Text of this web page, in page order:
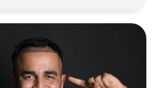
repartent sans savoir s’ils
la science ou pour le
Quoi qu’il en soit,
suit discrètement la
partout : est-ce […]